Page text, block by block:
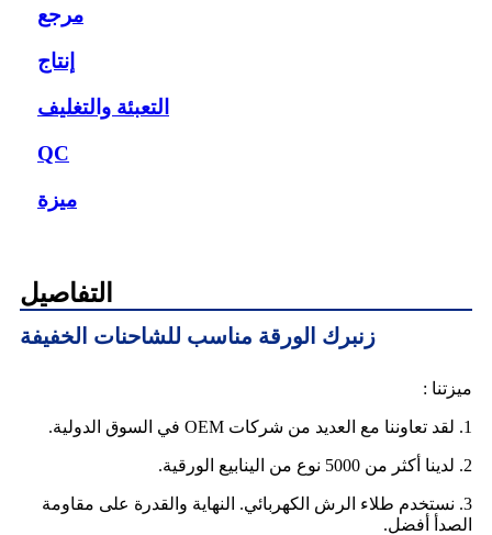
مرجع
إنتاج
التعبئة والتغليف
QC
ميزة
التفاصيل
زنبرك الورقة مناسب للشاحنات الخفيفة
ميزتنا :
1. لقد تعاوننا مع العديد من شركات OEM في السوق الدولية.
2. لدينا أكثر من 5000 نوع من الينابيع الورقية.
3. نستخدم طلاء الرش الكهربائي. النهاية والقدرة على مقاومة
الصدأ أفضل.